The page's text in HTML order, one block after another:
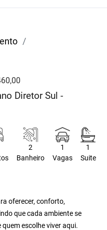
Diretor Sul -
2
Banheiro
1
Vagas
1
Suite
oferecer, conforto,
que cada ambiente se
escolhe viver aqui.